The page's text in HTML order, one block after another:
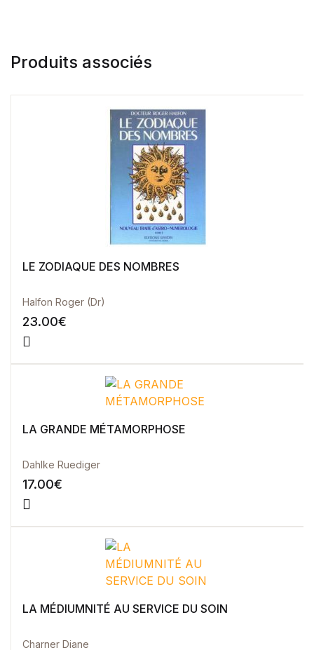
Produits associés
LE ZODIAQUE DES NOMBRES
Halfon Roger (Dr)
23.00€
LA GRANDE MÉTAMORPHOSE
Dahlke Ruediger
17.00€
LA MÉDIUMNITÉ AU SERVICE DU SOIN
Charner Diane